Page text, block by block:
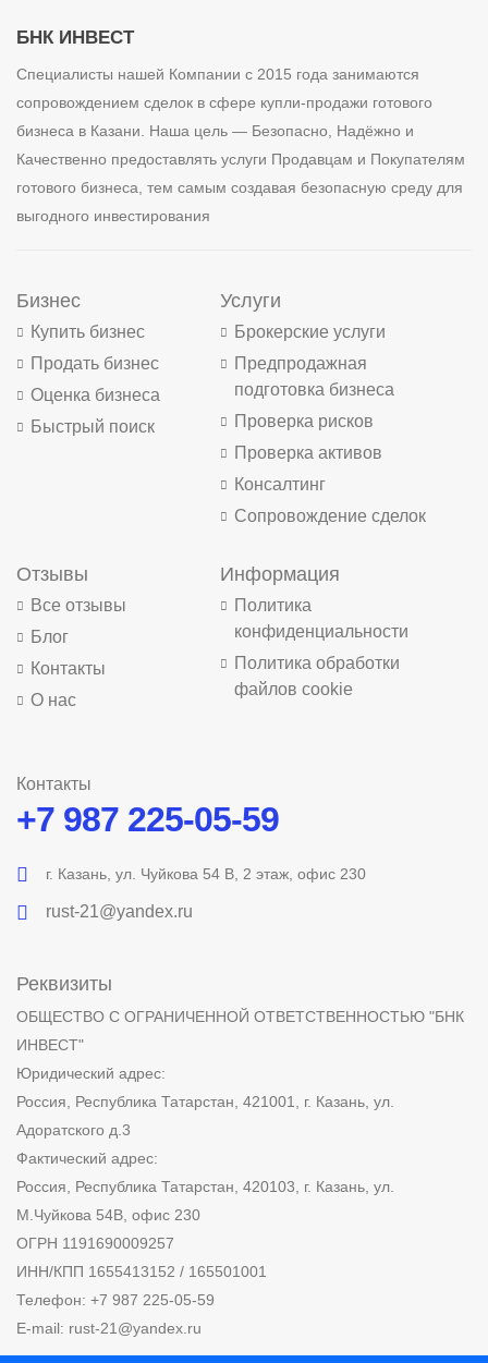
БНК ИНВЕСТ
Специалисты нашей Компании с 2015 года занимаются
сопровождением сделок в сфере купли-продажи готового
бизнеса в Казани. Наша цель — Безопасно, Надёжно и
Качественно предоставлять услуги Продавцам и Покупателям
готового бизнеса, тем самым создавая безопасную среду для
выгодного инвестирования
Бизнес
Купить бизнес
Продать бизнес
Оценка бизнеса
Быстрый поиск
Услуги
Брокерские услуги
Предпродажная
подготовка бизнеса
Проверка рисков
Проверка активов
Консалтинг
Сопровождение сделок
Отзывы
Все отзывы
Блог
Контакты
О нас
Информация
Политика
конфиденциальности
Политика обработки
файлов cookie
Контакты
+7 987 225-05-59
г. Казань, ул. Чуйкова 54 В, 2 этаж, офис 230
rust-21@yandex.ru
Реквизиты
ОБЩЕСТВО С ОГРАНИЧЕННОЙ ОТВЕТСТВЕННОСТЬЮ "БНК
ИНВЕСТ"
Юридический адрес:
Россия, Республика Татарстан, 421001, г. Казань, ул.
Адоратского д.3
Фактический адрес:
Россия, Республика Татарстан, 420103, г. Казань, ул.
М.Чуйкова 54В, офис 230
ОГРН 1191690009257
ИНН/КПП 1655413152 / 165501001
Телефон: +7 987 225-05-59
E-mail: rust-21@yandex.ru